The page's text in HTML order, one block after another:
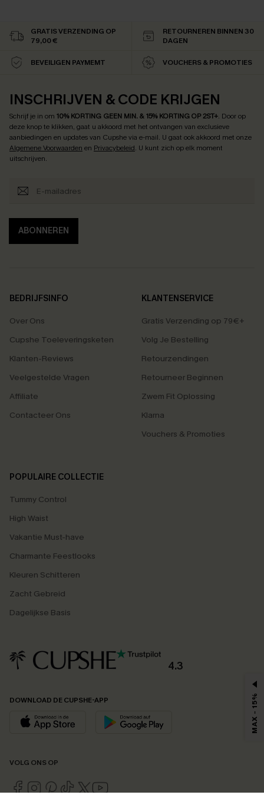
GRATIS VERZENDING OP
79,00 €
RETOURNEREN BINNEN 30
DAGEN
BEVEILIGEN PAYMEMT VOUCHERS & PROMOTIES
INSCHRIJVEN & CODE KRIJGEN
Schrijf je in om 10% KORTING GEEN MIN. & 15% KORTING OP 2ST+. Door op
deze knop te klikken, gaat u akkoord met het ontvangen van exclusieve
aanbiedingen en updates van Cupshe via e-mail. U gaat ook akkoord met onze
Algemene Voorwaarden en Privacybeleid. U kunt zich op elk moment
uitschrijven.
ABONNEREN
BEDRIJFSINFO
Over Ons
Cupshe Toeleveringsketen
Klanten-Reviews
Veelgestelde Vragen
Affiliate
Contacteer Ons
KLANTENSERVICE
Gratis Verzending op 79€+
Volg Je Bestelling
Retourzendingen
Retourneer Beginnen
Zwem Fit Oplossing
Klarna
Vouchers & Promoties
POPULAIRE COLLECTIE
Tummy Control
High Waist
Vakantie Must-have
Charmante Feestlooks
Kleuren Schitteren
Zacht Gebreid
Dagelijkse Basis
4.3
DOWNLOAD DE CUPSHE-APP
VOLG ONS OP
MAX - 15%